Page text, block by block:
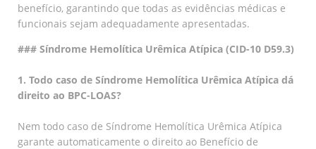
benefício, garantindo que todas as evidências médicas e
funcionais sejam adequadamente apresentadas.
### Síndrome Hemolítica Urêmica Atípica (CID-10 D59.3)
1. Todo caso de Síndrome Hemolítica Urêmica Atípica dá
direito ao BPC-LOAS?
Nem todo caso de Síndrome Hemolítica Urêmica Atípica
garante automaticamente o direito ao Benefício de